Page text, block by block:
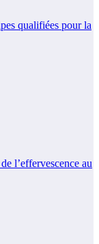
qualifiées pour la
l’effervescence au